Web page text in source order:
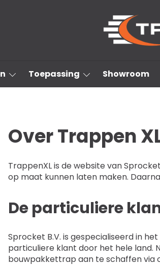
Toepassing Showroom
Over Trappen
TrappenXL is de website van
op maat kunnen laten maken.
De particuliere
Sprocket B.V. is gespecialiseerd in
particuliere klant door het hele land.
bouwpakkettrap aan te schaffen via